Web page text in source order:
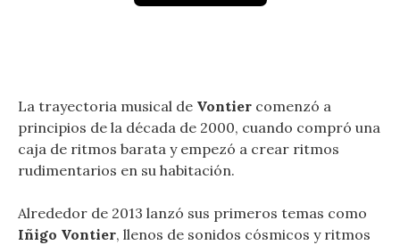
La trayectoria musical de Vontier comenzó a
principios de la década de 2000, cuando compró una
caja de ritmos barata y empezó a crear ritmos
rudimentarios en su habitación.
Alrededor de 2013 lanzó sus primeros temas como
Iñigo Vontier, llenos de sonidos cósmicos y ritmos